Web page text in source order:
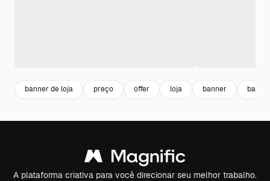
banner de loja preço offer loja banner
A plataforma criativa para você direcionar seu melhor trabalho.